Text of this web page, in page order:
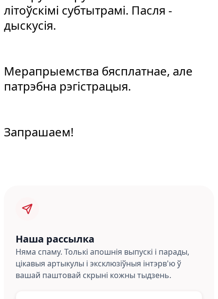
літоўскімі субтытрамі. Пасля -
дыскусія.
Мерапрыемства бясплатнае, але
патрэбна рэгістрацыя.
Запрашаем!
Наша рассылка
Няма спаму. Толькі апошнія выпускі і парады,
цікавыя артыкулы і эксклюзіўныя інтэрв'ю ў
вашай паштовай скрыні кожны тыдзень.